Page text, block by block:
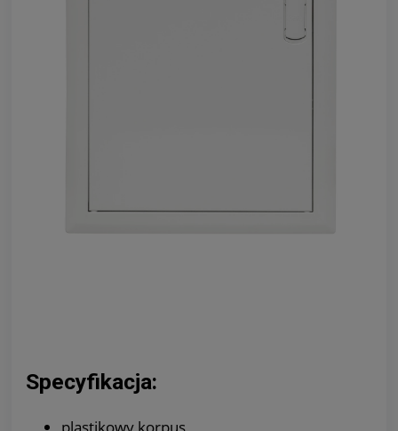
Specyfikacja:
plastikowy korpus